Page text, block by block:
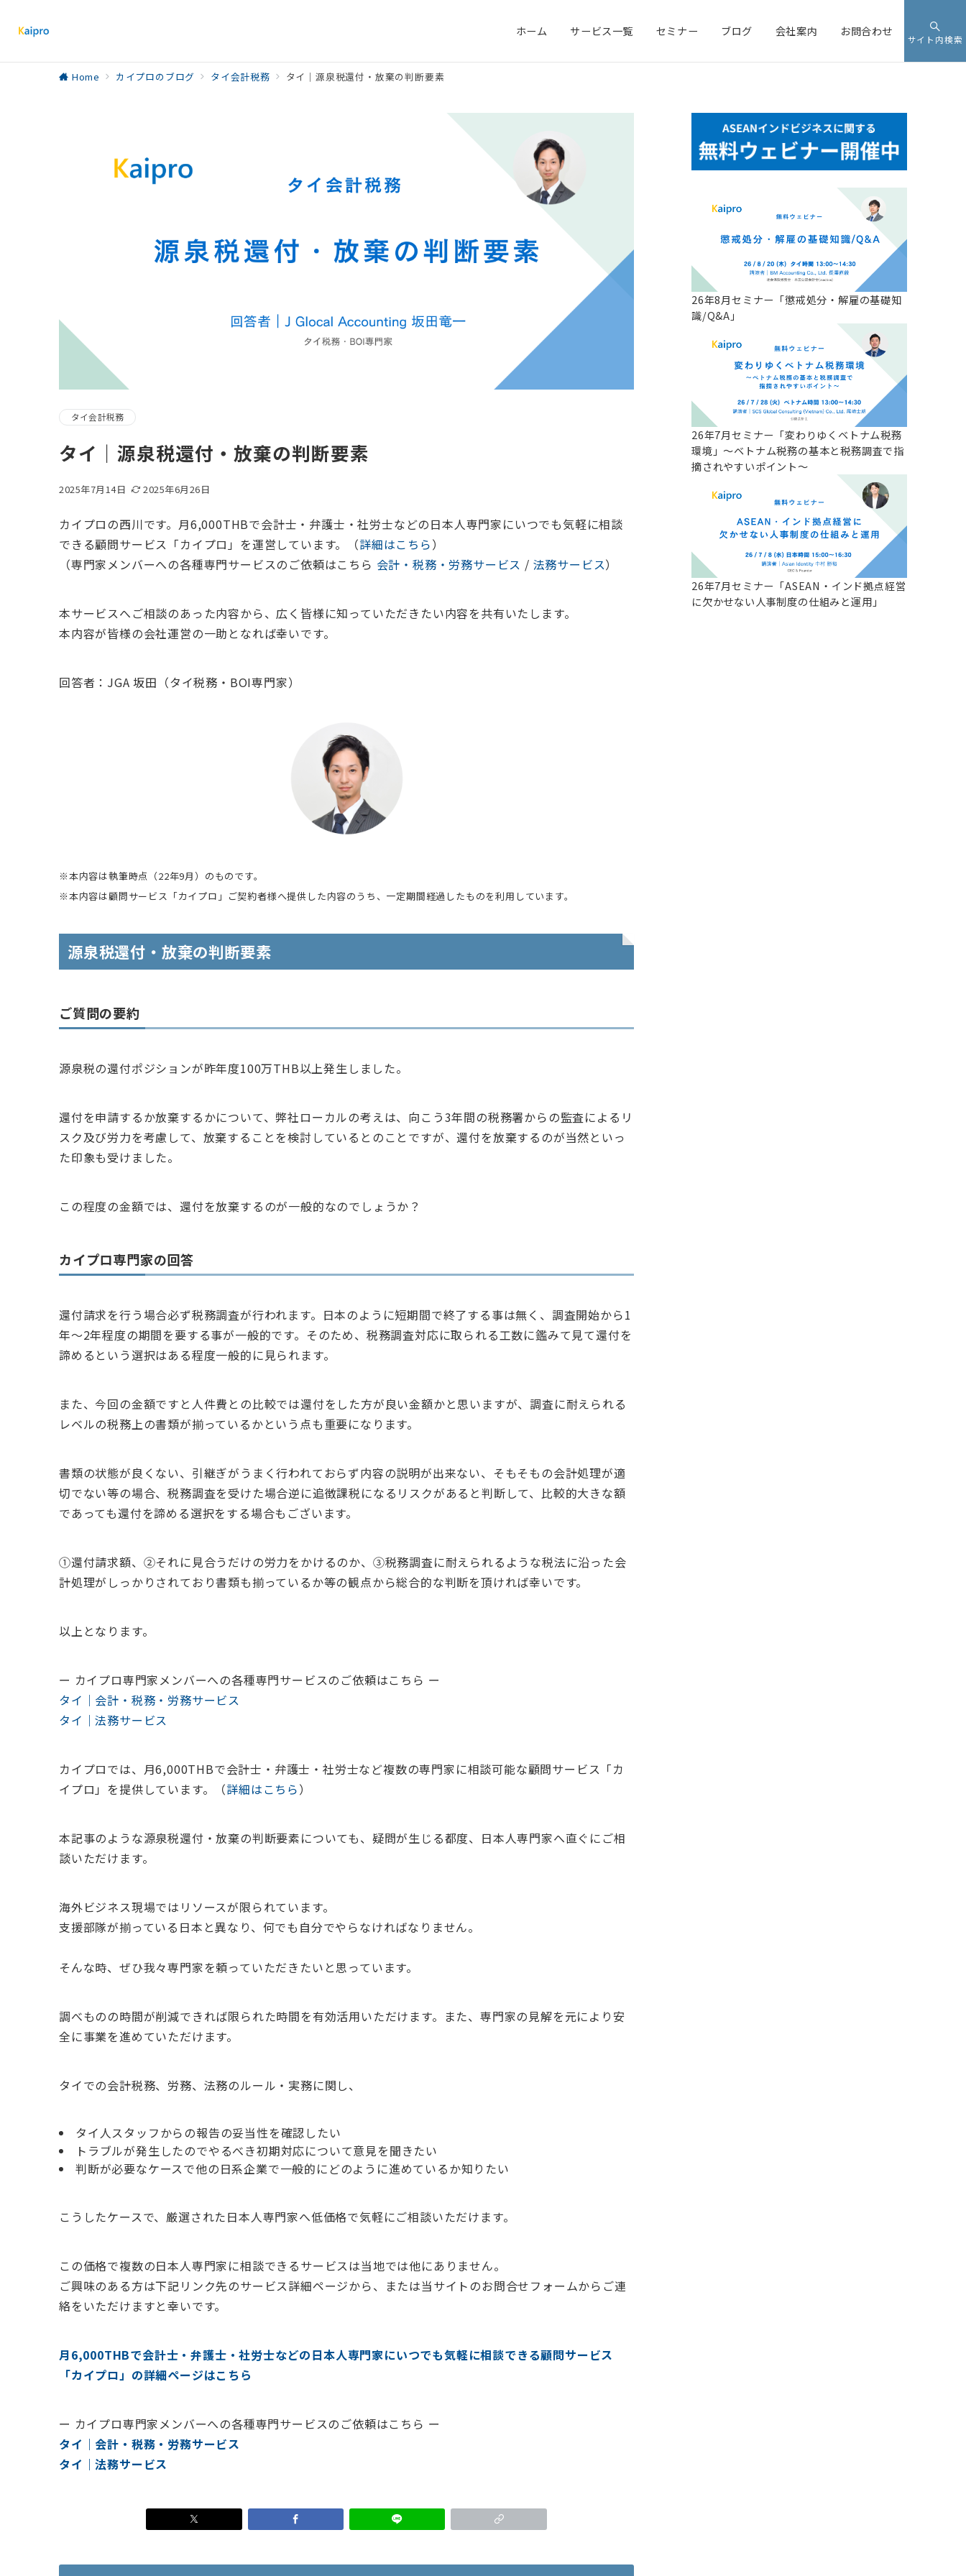
ホーム サービス一覧 セミナー ブログ 会社案内 お問合わせ
サイト内検索
Home カイプロのブログ タイ会計税務 タイ｜源泉税還付・放棄の判断要素
タイ会計税務
タイ｜源泉税還付・放棄の判断要素
2025年7月14日 2025年6月26日
カイプロの西川です。月6,000THBで会計士・弁護士・社労士などの日本人専門家にいつでも気軽に相談
できる顧問サービス「カイプロ」を運営しています。（詳細はこちら）
（専門家メンバーへの各種専門サービスのご依頼はこちら 会計・税務・労務サービス / 法務サービス）
本サービスへご相談のあった内容から、広く皆様に知っていただきたい内容を共有いたします。
本内容が皆様の会社運営の一助となれば幸いです。
回答者：JGA 坂田（タイ税務・BOI専門家）
※本内容は執筆時点（22年9月）のものです。
※本内容は顧問サービス「カイプロ」ご契約者様へ提供した内容のうち、一定期間経過したものを利用しています。
源泉税還付・放棄の判断要素
ご質問の要約
源泉税の還付ポジションが昨年度100万THB以上発生しました。
還付を申請するか放棄するかについて、弊社ローカルの考えは、向こう3年間の税務署からの監査によるリ
スク及び労力を考慮して、放棄することを検討しているとのことですが、還付を放棄するのが当然といっ
た印象も受けました。
この程度の金額では、還付を放棄するのが一般的なのでしょうか？
カイプロ専門家の回答
還付請求を行う場合必ず税務調査が行われます。日本のように短期間で終了する事は無く、調査開始から1
年～2年程度の期間を要する事が一般的です。そのため、 税務調査対応に取られる工数に鑑みて見て還付を
諦めるという選択はある程度一般的に見られます。
また、今回の金額ですと人件費との比較では還付をした方が良い金額かと思いますが、調査に耐えられる
レベルの税務上の書類が揃っているかという点も重要になります。
書類の状態が良くない、引継ぎがうまく行われておらず内容の説明が出来ない、そもそもの会計処理が適
切でない等の場合、税務調査を受けた場合逆に追徴課税になるリスクがあると判断して、比較的大きな額
であっても還付を諦める選択をする場合もございます。
①還付請求額、➁それに見合うだけの労力をかけるのか、③税務調査に耐えられるような税法に沿った会
計処理がしっかりされており書類も揃っているか等の観点から総合的な判断を頂ければ幸いです。
以上となります。
ー カイプロ専門家メンバーへの各種専門サービスのご依頼はこちら ー
タイ｜会計・税務・労務サービス
タイ｜法務サービス
カイプロでは、 月6,000THBで会計士・弁護士・社労士など複数の専門家に相談可能な顧問サービス「カ
イプロ」を提供しています。（詳細はこちら）
本記事のような源泉税還付・放棄の判断要素についても、疑問が生じる都度、日本人専門家へ直ぐにご相
談いただけます。
海外ビジネス現場ではリソースが限られています。
支援部隊が揃っている日本と異なり、何でも自分でやらなければなりません。
そんな時、ぜひ我々専門家を頼っていただきたいと思っています。
調べものの時間が削減できれば限られた時間を有効活用いただけます。また、専門家の見解を元により安
全に事業を進めていただけます。
タイでの会計税務、労務、法務のルール・実務に関し、
タイ人スタッフからの報告の妥当性を確認したい
トラブルが発生したのでやるべき初期対応について意見を聞きたい
判断が必要なケースで他の日系企業で一般的にどのように進めているか知りたい
こうしたケースで、厳選された日本人専門家へ低価格で気軽にご相談いただけます。
この価格で複数の日本人専門家に相談できるサービスは当地では他にありません。
ご興味のある方は下記リンク先のサービス詳細ページから、または当サイトのお問合せフォームからご連
絡をいただけますと幸いです。
月6,000THBで会計士・弁護士・社労士などの日本人専門家にいつでも気軽に相談できる顧問サービス
「カイプロ」の詳細ページはこちら
ー カイプロ専門家メンバーへの各種専門サービスのご依頼はこちら ー
タイ｜会計・税務・労務サービス
タイ｜法務サービス
26年8月セミナー「懲戒処分・解雇の基礎知
識/Q&A」
26年7月セミナー「変わりゆくベトナム税務
環境」～ベトナム税務の基本と税務調査で指
摘されやすいポイント～
26年7月セミナー「ASEAN・インド拠点経営
に欠かせない人事制度の仕組みと運用」